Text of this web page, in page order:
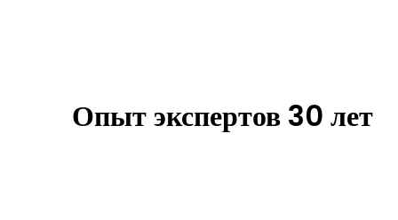
РЕСПУБЛИКЕ КРЫМ.
Опыт экспертов 30 лет